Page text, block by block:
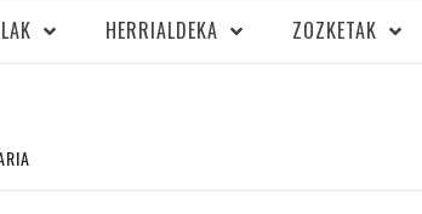
HERRIALDEKA ZOZKETAK